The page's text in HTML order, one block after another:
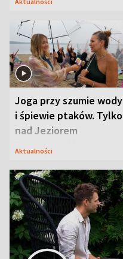
Joga przy szumie wody
i śpiewie ptaków. Tylko
nad Jeziorem
Tarnobrzeskim
Aktualności